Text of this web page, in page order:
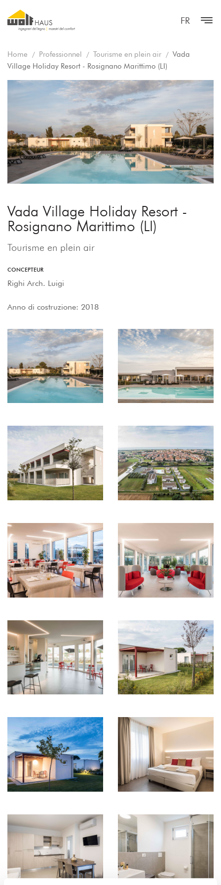
FR
Home Professionnel Tourisme en plein air
Vada
Village Holiday Resort - Rosignano Marittimo (LI)
Vada Village Holiday Resort -
Rosignano Marittimo (LI)
Tourisme en plein air
CONCEPTEUR
Righi Arch. Luigi
Anno di costruzione: 2018